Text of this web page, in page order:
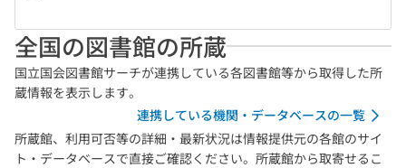
全国の図書館の所蔵
国立国会図書館サーチが連携している各図書館等から取得した所
蔵情報を表示します。
連携している機関・データベースの一覧
所蔵館、利用可否等の詳細・最新状況は情報提供元の各館のサイ
ト・データベースで直接ご確認ください。所蔵館から取寄せるこ